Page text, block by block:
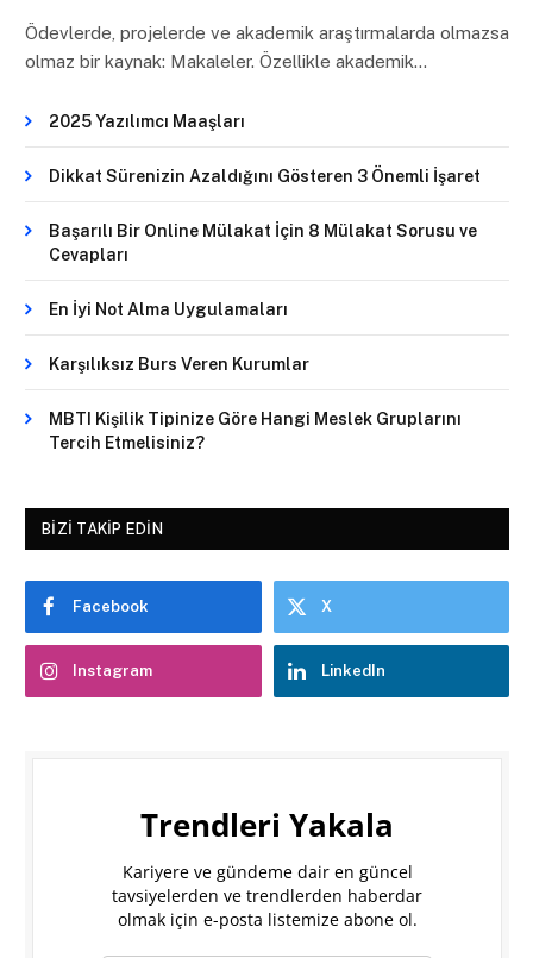
Ödevlerde, projelerde ve akademik araştırmalarda olmazsa
olmaz bir kaynak: Makaleler. Özellikle akademik…
2025 Yazılımcı Maaşları
Dikkat Sürenizin Azaldığını Gösteren 3 Önemli İşaret
Başarılı Bir Online Mülakat İçin 8 Mülakat Sorusu ve
Cevapları
En İyi Not Alma Uygulamaları
Karşılıksız Burs Veren Kurumlar
MBTI Kişilik Tipinize Göre Hangi Meslek Gruplarını
Tercih Etmelisiniz?
BIZI TAKIP EDIN
Facebook X
Instagram LinkedIn
Trendleri Yakala
Kariyere ve gündeme dair en güncel
tavsiyelerden ve trendlerden haberdar
olmak için e-posta listemize abone ol.